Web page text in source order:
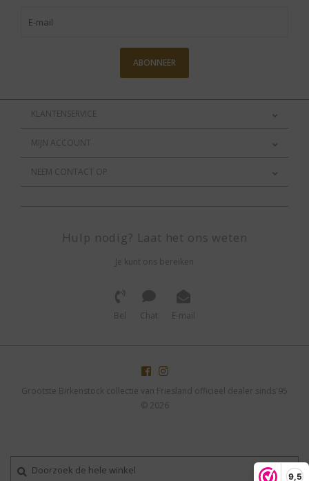
9,5
ABONNEER
KLANTENSERVICE
MIJN ACCOUNT
NEEM CONTACT OP
Hulp nodig? Laat het ons weten
Je kunt ons bereiken
Bel Chat E-mail
Grootste Birkenstock collectie van Friesland officieel dealer sinds'95
© 2026